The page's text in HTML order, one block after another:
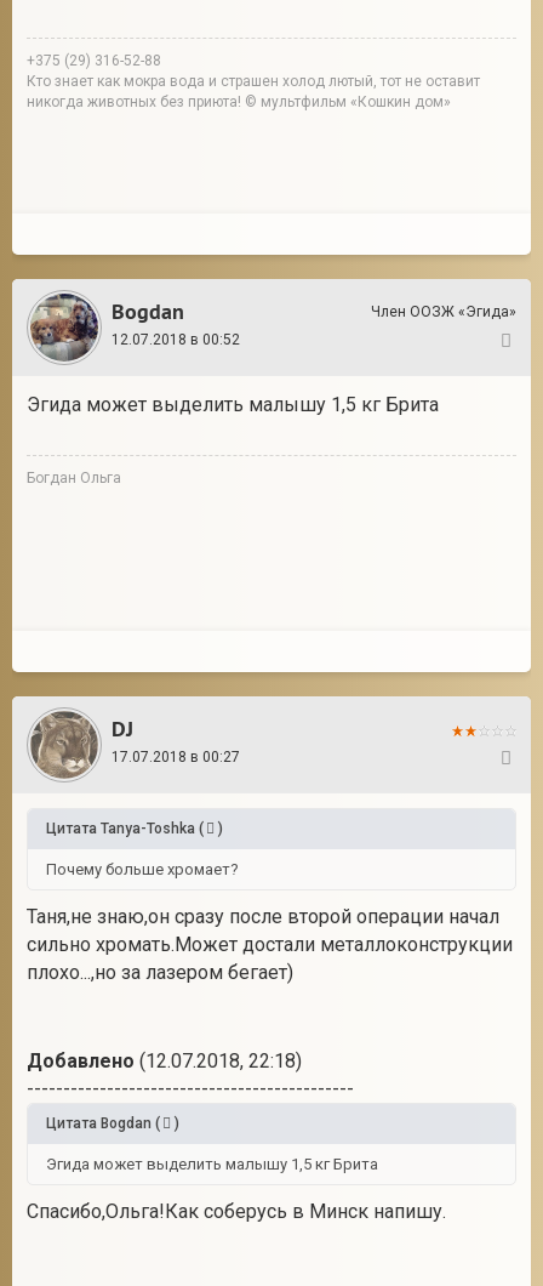
+375 (29) 316-52-88
Кто знает как мокра вода и страшен холод лютый, тот не оставит
никогда животных без приюта! © мультфильм «Кошкин дом»
Bogdan
Член ООЗЖ «Эгида»
12.07.2018 в 00:52
Эгида может выделить малышу 1,5 кг Брита
Богдан Ольга
DJ
17.07.2018 в 00:27
Цитата Tanya-Toshka ( )
Почему больше хромает?
Таня,не знаю,он сразу после второй операции начал
сильно хромать.Может достали металлоконструкции
плохо...,но за лазером бегает)
Добавлено (12.07.2018, 22:18)
---------------------------------------------
Цитата Bogdan ( )
Эгида может выделить малышу 1,5 кг Брита
Спасибо,Ольга!Как соберусь в Минск напишу.